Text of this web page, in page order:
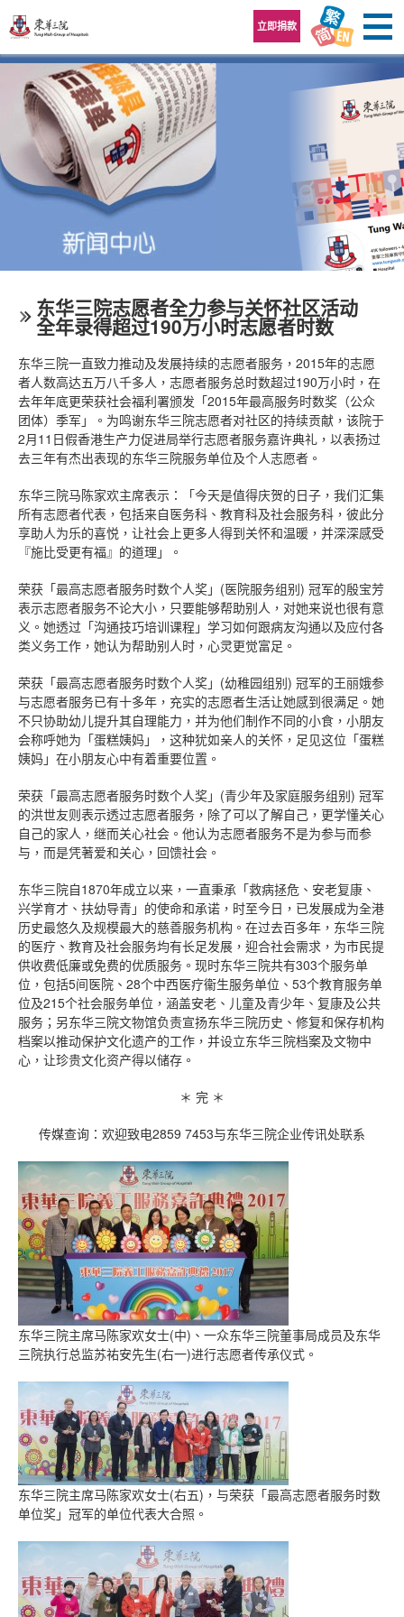
立即捐款
东华三院志愿者全力参与关怀社区活动
全年录得超过190万小时志愿者时数
东华三院一直致力推动及发展持续的志愿者服务，2015年的志愿
者人数高达五万八千多人，志愿者服务总时数超过190万小时，在
去年年底更荣获社会福利署颁发「2015年最高服务时数奖（公众
团体）季军」。为鸣谢东华三院志愿者对社区的持续贡献，该院于
2月11日假香港生产力促进局举行志愿者服务嘉许典礼，以表扬过
去三年有杰出表现的东华三院服务单位及个人志愿者。
东华三院马陈家欢主席表示：「今天是值得庆贺的日子，我们汇集
所有志愿者代表，包括来自医务科、教育科及社会服务科，彼此分
享助人为乐的喜悦，让社会上更多人得到关怀和温暖，并深深感受
『施比受更有福』的道理」。
荣获「最高志愿者服务时数个人奖」(医院服务组别) 冠军的殷宝芳
表示志愿者服务不论大小，只要能够帮助别人，对她来说也很有意
义。她透过「沟通技巧培训课程」学习如何跟病友沟通以及应付各
类义务工作，她认为帮助别人时，心灵更觉富足。
荣获「最高志愿者服务时数个人奖」(幼稚园组别) 冠军的王丽娥参
与志愿者服务已有十多年，充实的志愿者生活让她感到很满足。她
不只协助幼儿提升其自理能力，并为他们制作不同的小食，小朋友
会称呼她为「蛋糕姨妈」，这种犹如亲人的关怀，足见这位「蛋糕
姨妈」在小朋友心中有着重要位置。
荣获「最高志愿者服务时数个人奖」(青少年及家庭服务组别) 冠军
的洪世友则表示透过志愿者服务，除了可以了解自己，更学懂关心
自己的家人，继而关心社会。他认为志愿者服务不是为参与而参
与，而是凭著爱和关心，回馈社会。
东华三院自1870年成立以来，一直秉承「救病拯危、安老复康、
兴学育才、扶幼导青」的使命和承诺，时至今日，已发展成为全港
历史最悠久及规模最大的慈善服务机构。在过去百多年，东华三院
的医疗、教育及社会服务均有长足发展，迎合社会需求，为市民提
供收费低廉或免费的优质服务。现时东华三院共有303个服务单
位，包括5间医院、28个中西医疗衞生服务单位、53个教育服务单
位及215个社会服务单位，涵盖安老、儿童及青少年、复康及公共
服务；另东华三院文物馆负责宣扬东华三院历史、修复和保存机构
档案以推动保护文化遗产的工作，并设立东华三院档案及文物中
心，让珍贵文化资产得以储存。
＊ 完 ＊
传媒查询：欢迎致电2859 7453与东华三院企业传讯处联系
东华三院主席马陈家欢女士(中)、一众东华三院董事局成员及东华
三院执行总监苏祐安先生(右一)进行志愿者传承仪式。
东华三院主席马陈家欢女士(右五)，与荣获「最高志愿者服务时数
单位奖」冠军的单位代表大合照。